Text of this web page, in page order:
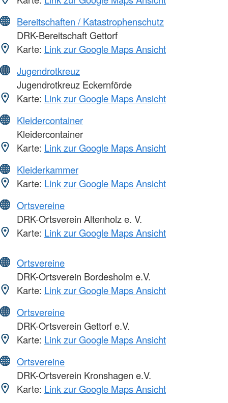
Bereitschaften / Katastrophenschutz
DRK-Bereitschaft Gettorf
Karte: Link zur Google Maps Ansicht
Jugendrotkreuz
Jugendrotkreuz Eckernförde
Karte: Link zur Google Maps Ansicht
Kleidercontainer
Kleidercontainer
Karte: Link zur Google Maps Ansicht
Kleiderkammer
Karte: Link zur Google Maps Ansicht
Ortsvereine
DRK-Ortsverein Altenholz e. V.
Karte: Link zur Google Maps Ansicht
Ortsvereine
DRK-Ortsverein Bordesholm e.V.
Karte: Link zur Google Maps Ansicht
Ortsvereine
DRK-Ortsverein Gettorf e.V.
Karte: Link zur Google Maps Ansicht
Ortsvereine
DRK-Ortsverein Kronshagen e.V.
Karte: Link zur Google Maps Ansicht